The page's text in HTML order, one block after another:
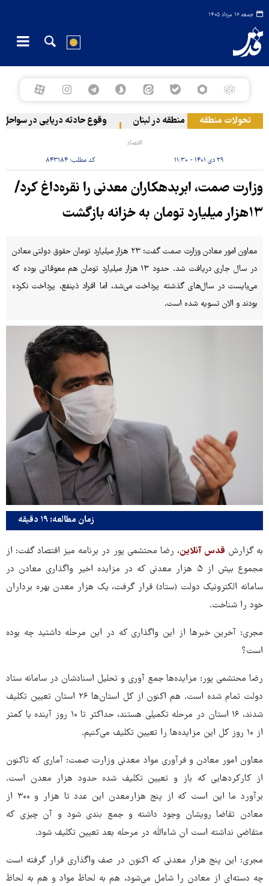
جمعه ۱۶ مرداد ۱۴۰۵
تحولات منطقه
به دو منطقه در لبنان وقوع حادثه دریایی در سواحل عمان
اقتصاد
۲۹ دی ۱۴۰۱ - ۱۱:۳۰ کد مطلب:۸۴۳۱۸۴
وزارت صمت، ابربدهکاران معدنی را نقره‌داغ کرد/
۱۳هزار میلیارد تومان به خزانه بازگشت
معاون امور معادن وزارت صمت گفت: ۲۳ هزار میلیارد تومان حقوق دولتی معادن
در سال جاری دریافت شد. حدود ۱۳ هزار میلیارد تومان هم معوقاتی بوده که
می‌بایست در سال‌های گذشته پرداخت می‌شد، اما افراد ذینفع، پرداخت نکرده
بودند و الان تسویه شده است.
زمان مطالعه: ۱۹ دقیقه
به گزارش قدس آنلاین، رضا محتشمی پور در برنامه میز اقتصاد گفت: از
مجموع بیش از ۵ هزار معدنی که در مزایده اخیر واگذاری معادن در
سامانه الکترونیک دولت (ستاد) قرار گرفت، یک هزار معدن بهره برداران
خود را شناخت.
مجری: آخرین خبرها از این واگذاری که در این مرحله داشتید چه بوده
است؟
رضا محتشمی پور: مزایده‌ها جمع آوری و تحلیل اسنادشان در سامانه ستاد
دولت تمام شده است. هم اکنون از کل استان‌ها ۲۶ استان تعیین تکلیف
شدند، ۱۶ استان در مرحله تکمیلی هستند، حداکثر تا ۱۰ روز آینده یا کمتر
از ۱۰ روز کل این مزایده‌ها را تعیین تکلیف می‌کنیم.
معاون امور معادن و فرآوری مواد معدنی وزارت صمت: آماری که تاکنون
از کارکردهایی که باز و تعیین تکلیف شده حدود هزار معدن است.
برآورد ما این است که از پنج هزارمعدن این عدد تا هزار و ۳۰۰ از
معادن تقاضا رویشان وجود داشته و جمع بندی شود و آن چیزی که
متقاضی نداشته است ان شاءالله در مرحله بعد تعیین تکلیف شود.
مجری: این پنج هزار معدنی که اکنون در صف واگذاری قرار گرفته است
چه دسته‌ای از معادن را شامل می‌شود، هم به لحاظ مواد و هم به لحاظ